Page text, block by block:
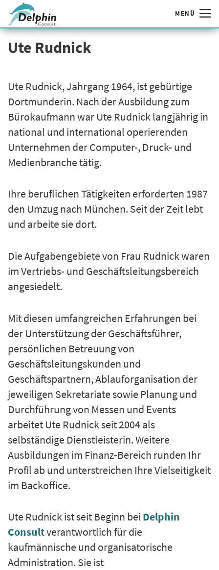
Zum
Inhalt
MENÜ
Ute Rudnick
Ute Rudnick, Jahrgang 1964, ist gebürtige
Dortmunderin. Nach der Ausbildung zum
Bürokaufmann war Ute Rudnick langjährig in
national und international operierenden
Unternehmen der Computer-, Druck- und
Medienbranche tätig.
Ihre beruflichen Tätigkeiten erforderten 1987
den Umzug nach München. Seit der Zeit lebt
und arbeite sie dort.
Die Aufgabengebiete von Frau Rudnick waren
im Vertriebs- und Geschäftsleitungsbereich
angesiedelt.
Mit diesen umfangreichen Erfahrungen bei
der Unterstützung der Geschäftsführer,
persönlichen Betreuung von
Geschäftsleitungskunden und
Geschäftspartnern, Ablauforganisation der
jeweiligen Sekretariate sowie Planung und
Durchführung von Messen und Events
arbeitet Ute Rudnick seit 2004 als
selbständige Dienstleisterin. Weitere
Ausbildungen im Finanz-Bereich runden Ihr
Profil ab und unterstreichen Ihre Vielseitigkeit
im Backoffice.
Ute Rudnick ist seit Beginn bei Delphin
Consultverantwortlich für die
kaufmännische und organisatorische
Administration. Sie ist